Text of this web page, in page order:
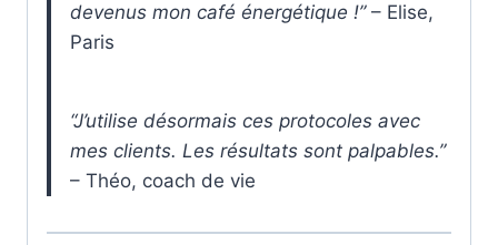
devenus mon café énergétique !”– Elise,
Paris
“J’utilise désormais ces protocoles avec
mes clients. Les résultats sont palpables.”
– Théo, coach de vie